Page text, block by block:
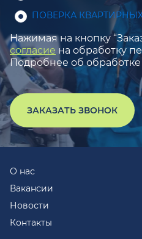
ПОВЕРКА
Нажимая на кнопку
согласие на обработку
Подробнее об обработке
ЗАКАЗАТЬ ЗВОНОК
О нас
Вакансии
Новости
Контакты